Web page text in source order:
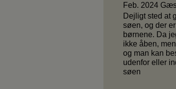
Feb. 2024
Dejligt sted at
søen, og der
børnene. Da
ikke åben,
og man kan
udenfor eller
søen